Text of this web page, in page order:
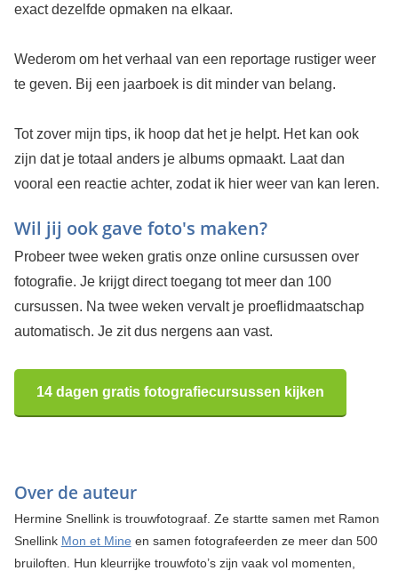
exact dezelfde opmaken na elkaar.
Wederom om het verhaal van een reportage rustiger weer
te geven. Bij een jaarboek is dit minder van belang.
Tot zover mijn tips, ik hoop dat het je helpt. Het kan ook
zijn dat je totaal anders je albums opmaakt. Laat dan
vooral een reactie achter, zodat ik hier weer van kan leren.
Wil jij ook gave foto's maken?
Probeer twee weken gratis onze online cursussen over
fotografie. Je krijgt direct toegang tot meer dan 100
cursussen. Na twee weken vervalt je proeflidmaatschap
automatisch. Je zit dus nergens aan vast.
14 dagen gratis fotografiecursussen kijken
Over de auteur
Hermine Snellink is trouwfotograaf. Ze startte samen met Ramon
Snellink Mon et Mine en samen fotografeerden ze meer dan 500
bruiloften. Hun kleurrijke trouwfoto’s zijn vaak vol momenten,